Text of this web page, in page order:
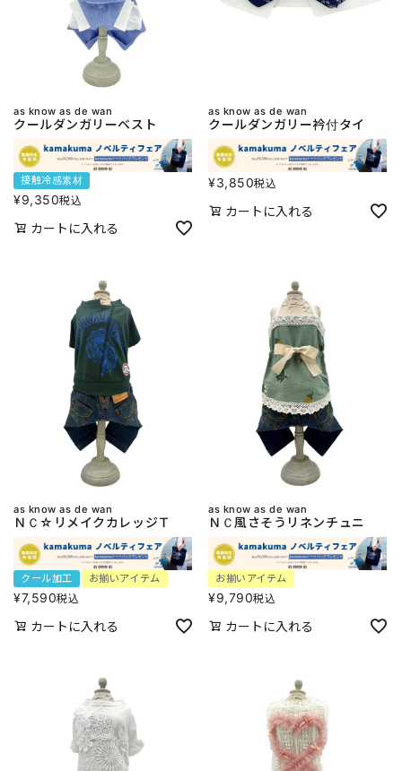
as know as de wan
クールダンガリーベスト
接触冷感素材
¥9,350税込
カートに入れる
as know as de wan
クールダンガリー衿付タイ
¥3,850税込
カートに入れる
as know as de wan
ＮＣ☆リメイクカレッジＴ
クール加工 お揃いアイテム
¥7,590税込
カートに入れる
as know as de wan
ＮＣ風さそうリネンチュニ
お揃いアイテム
¥9,790税込
カートに入れる